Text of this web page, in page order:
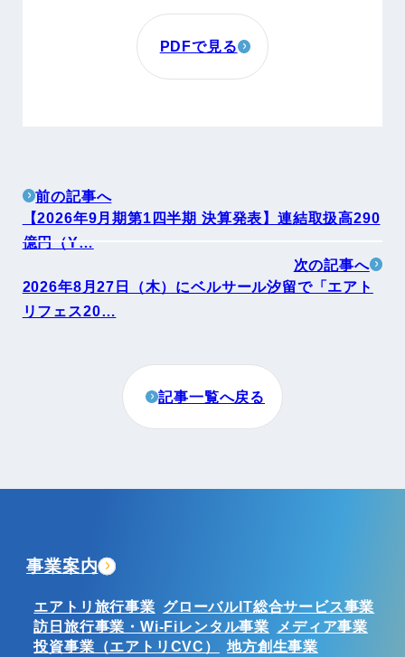
PDFで見る
前の記事へ
【2026年9月期第1四半期 決算発表】連結取扱高290
億円（Y…
次の記事へ
2026年8月27日（木）にベルサール汐留で「エアト
リフェス20…
記事一覧へ戻る
事業案内
エアトリ旅行事業 グローバルIT総合サービス事業
訪日旅行事業・Wi-Fiレンタル事業
メディア事業
投資事業（エアトリCVC）
地方創生事業